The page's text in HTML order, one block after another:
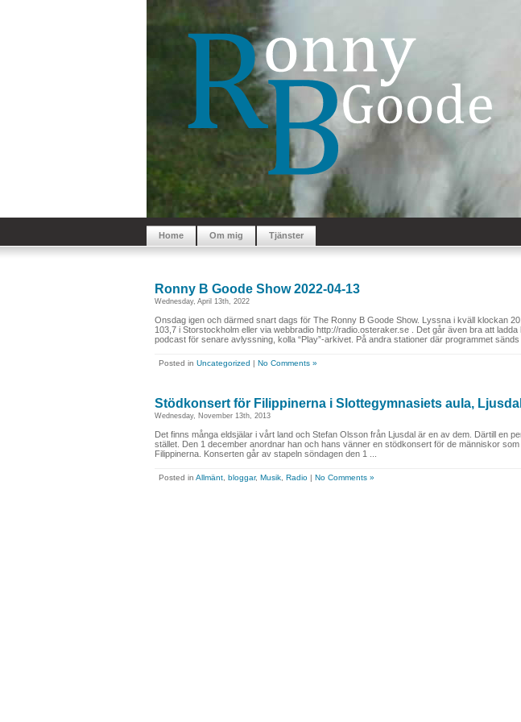
Home Om mig Tjänster
Ronny B Goode Show 2022-04-13
Wednesday, April 13th, 2022
Onsdag igen och därmed snart dags för The Ronny B Goode Show. Lyssna i kväll klockan
103,7 i Storstockholm eller via webbradio http://radio.osteraker.se . Det går även bra att
podcast för senare avlyssning, kolla “Play”-arkivet. På andra stationer där programmet sänds
Posted in Uncategorized | No Comments »
Stödkonsert för Filippinerna i Slottegymnasiets aula,
Wednesday, November 13th, 2013
Det finns många eldsjälar i vårt land och Stefan Olsson från Ljusdal är en av dem. Därtill en
stället. Den 1 december anordnar han och hans vänner en stödkonsert för de människor
Filippinerna. Konserten går av stapeln söndagen den 1 ...
Posted in Allmänt bloggar, Musik Radio | No Comments »